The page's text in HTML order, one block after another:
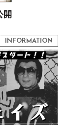
開